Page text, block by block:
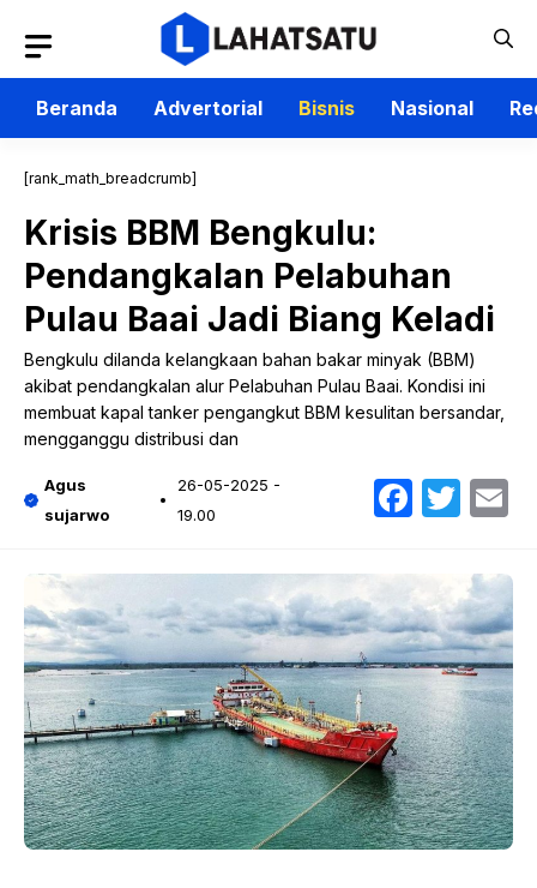
isi
Beranda
Advertorial Bisnis Nasional
[rank_math_breadcrumb]
Krisis BBM Bengkulu:
Pendangkalan Pelabuhan
Pulau Baai Jadi Biang Keladi
Bengkulu dilanda kelangkaan bahan bakar minyak (BBM)
akibat pendangkalan alur Pelabuhan Pulau Baai. Kondisi ini
membuat kapal tanker pengangkut BBM kesulitan bersandar,
mengganggu distribusi dan
Agus
sujarwo
26-05-2025 -
19.00